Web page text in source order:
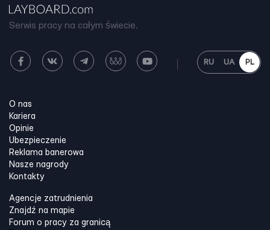
Serwis pracy na całym świecie.
RU UA PL
O nas
Kariera
Opinie
Ubezpieczenie
Reklama banerowa
Nasze nagrody
Kontakty
Agencje zatrudnienia
Znajdź na mapie
Forum o pracy za granicą